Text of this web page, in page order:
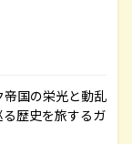
帝国の栄光と動乱
歴史を旅するガ